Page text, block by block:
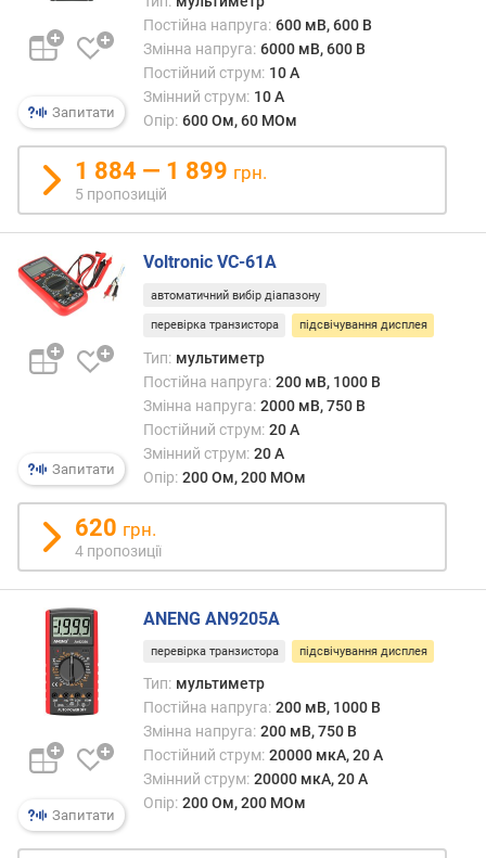
%
)
з
м
н
а
п
р
г
.
В
)
з
м
і
н
н
н
а
р
у
Запитати
Постійна напруга: 600 мВ, 600 В
Змінна напруга: 6000 мВ, 600 В
Постійний струм: 10 А
Змінний струм: 10 А
Опір: 600 Ом, 60 МОм
1 884 — 1 899 грн.
5 пропозицій
Запитати
Voltronic VC-61A
автоматичний вибір діапазону
перевірка транзистора підсвічування дисплея
Тип: мультиметр
Постійна напруга: 200 мВ, 1000 В
Змінна напруга: 2000 мВ, 750 В
Постійний струм: 20 А
Змінний струм: 20 А
Опір: 200 Ом, 200 МОм
620 грн.
4 пропозиції
Запитати
ANENG AN9205A
перевірка транзистора підсвічування дисплея
Тип: мультиметр
Постійна напруга: 200 мВ, 1000 В
Змінна напруга: 200 мВ, 750 В
Постійний струм: 20000 мкА, 20 А
Змінний струм: 20000 мкА, 20 А
Опір: 200 Ом, 200 МОм